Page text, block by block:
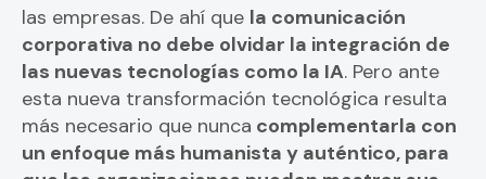
las empresas. De ahí que la comunicación
corporativa no debe olvidar la integración de
las nuevas tecnologías como la IA. Pero ante
esta nueva transformación tecnológica resulta
más necesario que nunca complementarla con
un enfoque más humanista y auténtico, para